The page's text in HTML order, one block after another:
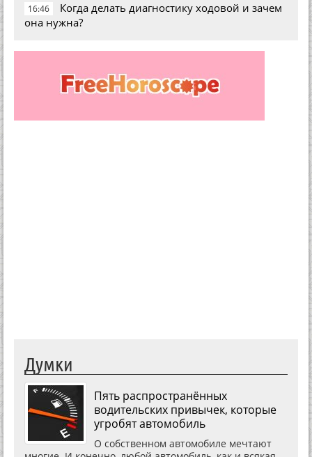
16:46
Когда делать диагностику ходовой и зачем
она нужна?
Думки
Пять распространённых
водительских привычек, которые
угробят автомобиль
О собственном автомобиле мечтают